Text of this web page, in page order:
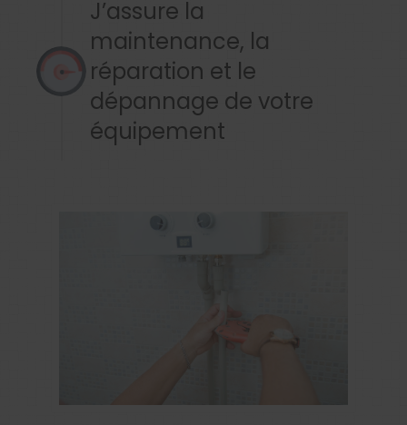
J’assure la
maintenance, la
réparation et le
dépannage de votre
équipement